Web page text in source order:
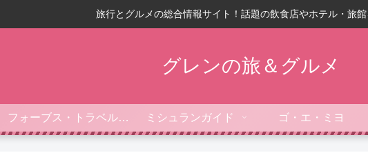
旅行とグルメの総合情報サイト！話題の飲食店やホテル・旅館
グレンの旅＆グルメ
フォーブス・トラベルガイド ミシュランガイド ゴ・エ・ミヨ